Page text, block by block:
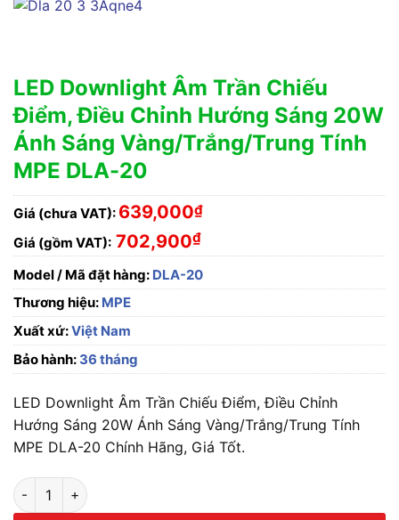
LED Downlight Âm Trần Chiếu
Điểm, Điều Chỉnh Hướng Sáng 20W
Ánh Sáng Vàng/Trắng/Trung Tính
MPE DLA-20
Giá (chưa VAT): 639,000₫
Giá (gồm VAT): 702,900₫
Model / Mã đặt hàng: DLA-20
Thương hiệu: MPE
Xuất xứ:Việt Nam
Bảo hành: 36 tháng
LED Downlight Âm Trần Chiếu Điểm, Điều Chỉnh
Hướng Sáng 20W Ánh Sáng Vàng/Trắng/Trung Tính
MPE DLA-20 Chính Hãng, Giá Tốt.
LED Downlight Âm Trần Chiếu Điểm, Điều Chỉnh Hướng